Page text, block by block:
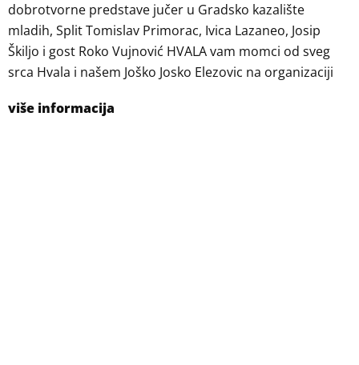
dobrotvorne predstave jučer u Gradsko kazalište
mladih, Split Tomislav Primorac, Ivica Lazaneo, Josip
Škiljo i gost Roko Vujnović HVALA vam momci od sveg
srca Hvala i našem Joško Josko Elezovic na organizaciji
više informacija